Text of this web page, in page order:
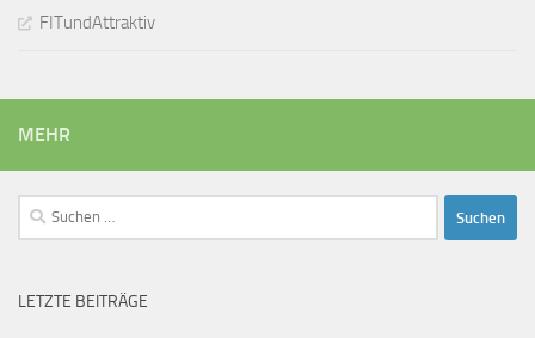
FITundAttraktiv
MEHR
Suchen
nach:
LETZTE BEITRÄGE